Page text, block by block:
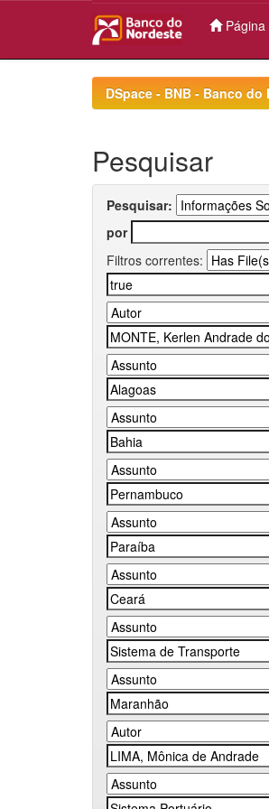
Página
DSpace - BNB - Banco
Pesquisar
Pesquisar:
por
Filtros correntes: